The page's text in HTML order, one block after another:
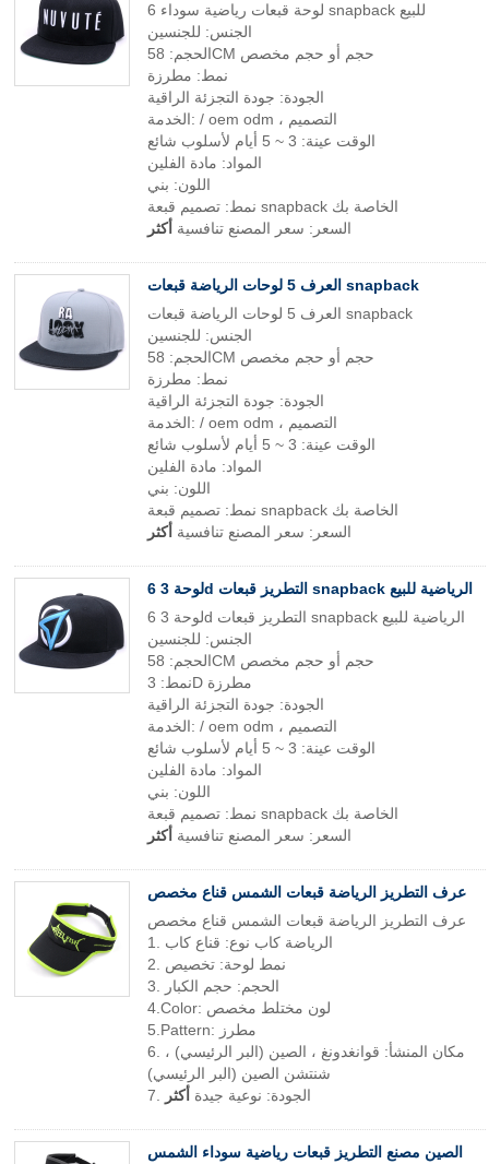
6 لوحة قبعات رياضية سوداء snapback للبيع
الجنس: للجنسين
الحجم: 58CM حجم أو حجم مخصص
نمط: مطرزة
الجودة: جودة التجزئة الراقية
الخدمة: / oem odm ، التصميم
الوقت عينة: 3 ~ 5 أيام لأسلوب شائع
المواد: مادة الفلين
اللون: بني
نمط: تصميم قبعة snapback الخاصة بك
السعر: سعر المصنع تنافسية أكثر
العرف 5 لوحات الرياضة قبعات snapback
العرف 5 لوحات الرياضة قبعات snapback
الجنس: للجنسين
الحجم: 58CM حجم أو حجم مخصص
نمط: مطرزة
الجودة: جودة التجزئة الراقية
الخدمة: / oem odm ، التصميم
الوقت عينة: 3 ~ 5 أيام لأسلوب شائع
المواد: مادة الفلين
اللون: بني
نمط: تصميم قبعة snapback الخاصة بك
السعر: سعر المصنع تنافسية أكثر
6 لوحة 3d التطريز قبعات snapback الرياضية للبيع
6 لوحة 3d التطريز قبعات snapback الرياضية للبيع
الجنس: للجنسين
الحجم: 58CM حجم أو حجم مخصص
نمط: 3D مطرزة
الجودة: جودة التجزئة الراقية
الخدمة: / oem odm ، التصميم
الوقت عينة: 3 ~ 5 أيام لأسلوب شائع
المواد: مادة الفلين
اللون: بني
نمط: تصميم قبعة snapback الخاصة بك
السعر: سعر المصنع تنافسية أكثر
عرف التطريز الرياضة قبعات الشمس قناع مخصص
عرف التطريز الرياضة قبعات الشمس قناع مخصص
1. الرياضة كاب نوع: قناع كاب
2. نمط لوحة: تخصيص
3. الحجم: حجم الكبار
4.Color: لون مختلط مخصص
5.Pattern: مطرز
6. مكان المنشأ: قوانغدونغ ، الصين (البر الرئيسي) ،
شنتشن الصين (البر الرئيسي)
7. الجودة: نوعية جيدة أكثر
الصين مصنع التطريز قبعات رياضية سوداء الشمس